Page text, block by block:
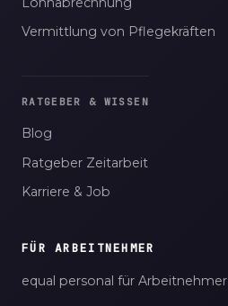
Vermittlung von Pflegekräften
RATGEBER & WISSEN
Blog
Ratgeber Zeitarbeit
Karriere & Job
FÜR ARBEITNEHMER
equal personal für Arbeitnehmer